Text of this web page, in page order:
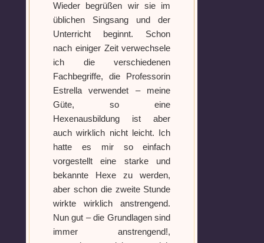
Wieder begrüßen wir sie im
üblichen Singsang und der
Unterricht beginnt. Schon
nach einiger Zeit verwechsele
ich die verschiedenen
Fachbegriffe, die Professorin
Estrella verwendet – meine
Güte, so eine
Hexenausbildung ist aber
auch wirklich nicht leicht. Ich
hatte es mir so einfach
vorgestellt eine starke und
bekannte Hexe zu werden,
aber schon die zweite Stunde
wirkte wirklich anstrengend.
Nun gut – die Grundlagen sind
immer anstrengend!,